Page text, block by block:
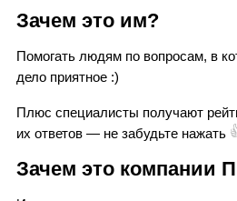
Зачем это им?
Помогать людям по вопросам, в
дело приятное :)
Плюс специалисты получают
их ответов — не забудьте нажать
Зачем это компании